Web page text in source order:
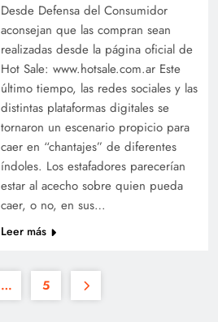
Desde Defensa del Consumidor
aconsejan que las compran sean
realizadas desde la página oficial de
Hot Sale: www.hotsale.com.ar Este
último tiempo, las redes sociales y las
distintas plataformas digitales se
tornaron un escenario propicio para
caer en “chantajes” de diferentes
índoles. Los estafadores parecerían
estar al acecho sobre quien pueda
caer, o no, en sus…
Leer más
… 5